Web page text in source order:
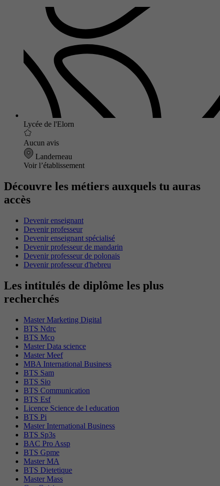
Lycée de l'Elorn
Aucun avis
Landerneau
Voir l’établissement
Découvre les métiers auxquels tu auras
accès
Devenir enseignant
Devenir professeur
Devenir enseignant spécialisé
Devenir professeur de mandarin
Devenir professeur de polonais
Devenir professeur d'hebreu
Les intitulés de diplôme les plus
recherchés
Master Marketing Digital
BTS Ndrc
BTS Mco
Master Data science
Master Meef
MBA International Business
BTS Sam
BTS Sio
BTS Communication
BTS Esf
Licence Science de l education
BTS Pi
Master International Business
BTS Sp3s
BAC Pro Assp
BTS Gpme
Master MA
BTS Dietetique
Master Mass